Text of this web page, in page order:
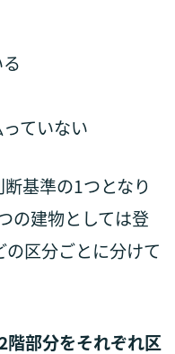
ていない
基準の1つとなり
の建物としては登
区分ごとに分けて
部分をそれぞれ区